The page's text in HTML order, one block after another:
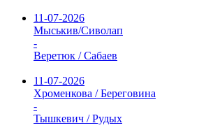
11-07-2026
Мыськив/Сиволап
-
Веретюк / Сабаев
11-07-2026
Хроменкова / Береговина
-
Тышкевич / Рудых